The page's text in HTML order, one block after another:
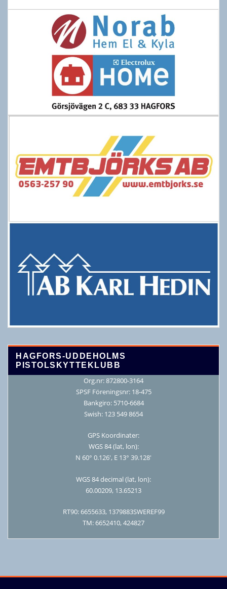
HAGFORS-UDDEHOLMS
PISTOLSKYTTEKLUBB
Org.nr: 872800-3164
SPSF Föreningsnr: 18-475
Bankgiro: 5710-6684
Swish: 123 549 8654
GPS Koordinater:
WGS 84 (lat, lon):
N 60° 0.126′, E 13° 39.128′
WGS 84 decimal (lat, lon):
60.00209, 13.65213
RT90: 6655633, 1379883SWEREF99
TM: 6652410, 424827